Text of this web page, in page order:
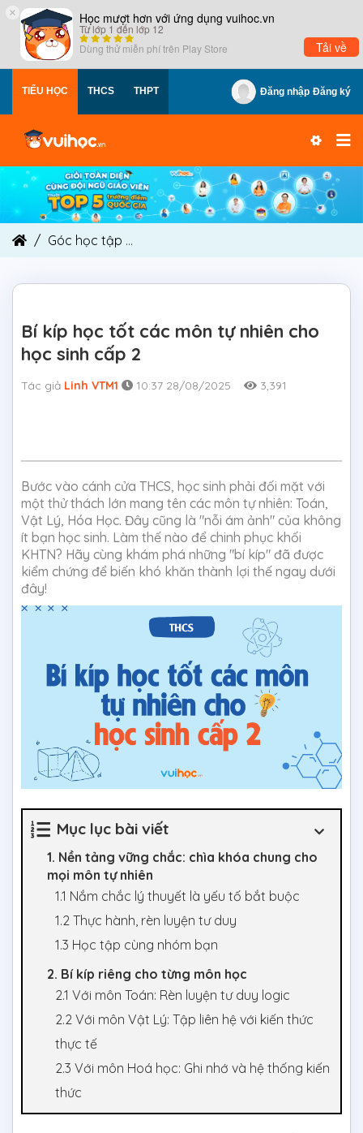
× Học mượt hơn với ứng dụng vuihoc.vn
Từ lớp 1 đến lớp 12
Dùng thử miễn phí trên Play Store Tải về
TIỂU HỌC THCS THPT Đăng nhập Đăng ký
Góc học tập
Bí kíp học tốt các môn tự nhiên cho
học sinh cấp 2
Tác giả Linh VTM1 10:37 28/08/2025 3,391
Bước vào cánh cửa THCS, học sinh phải đối mặt với
một thử thách lớn mang tên các môn tự nhiên: Toán,
Vật Lý, Hóa Học. Đây cũng là "nỗi ám ảnh" của không
ít bạn học sinh. Làm thế nào để chinh phục khối
KHTN? Hãy cùng khám phá những "bí kíp" đã được
kiểm chứng để biến khó khăn thành lợi thế ngay dưới
đây!
Mục lục bài viết
1. Nền tảng vững chắc: chìa khóa chung cho
mọi môn tự nhiên
1.1 Nắm chắc lý thuyết là yếu tố bắt buộc
1.2 Thực hành, rèn luyện tư duy
1.3 Học tập cùng nhóm bạn
2. Bí kíp riêng cho từng môn học
2.1 Với môn Toán: Rèn luyện tư duy logic
2.2 Với môn Vật Lý: Tập liên hệ với kiến thức
thực tế
2.3 Với môn Hoá học: Ghi nhớ và hệ thống kiến
thức